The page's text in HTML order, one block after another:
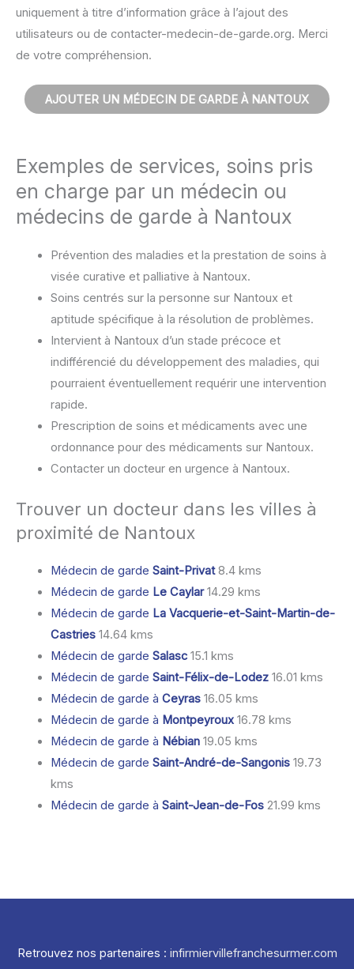
uniquement à titre d’information grâce à l’ajout des
utilisateurs ou de contacter-medecin-de-garde.org. Merci
de votre compréhension.
AJOUTER UN MÉDECIN DE GARDE À NANTOUX
Exemples de services, soins pris
en charge par un médecin ou
médecins de garde à Nantoux
Prévention des maladies et la prestation de soins à
visée curative et palliative à Nantoux.
Soins centrés sur la personne sur Nantoux et
aptitude spécifique à la résolution de problèmes.
Intervient à Nantoux d’un stade précoce et
indifférencié du développement des maladies, qui
pourraient éventuellement requérir une intervention
rapide.
Prescription de soins et médicaments avec une
ordonnance pour des médicaments sur Nantoux.
Contacter un docteur en urgence à Nantoux.
Trouver un docteur dans les villes à
proximité de Nantoux
Médecin de garde Saint-Privat8.4 kms
Médecin de garde Le Caylar14.29 kms
Médecin de garde La Vacquerie-et-Saint-Martin-de-
Castries14.64 kms
Médecin de garde Salasc15.1 kms
Médecin de garde Saint-Félix-de-Lodez16.01 kms
Médecin de garde à Ceyras16.05 kms
Médecin de garde à Montpeyroux16.78 kms
Médecin de garde à Nébian19.05 kms
Médecin de garde Saint-André-de-Sangonis19.73
kms
Médecin de garde à Saint-Jean-de-Fos21.99 kms
Retrouvez nos partenaires : infirmiervillefranchesurmer.com